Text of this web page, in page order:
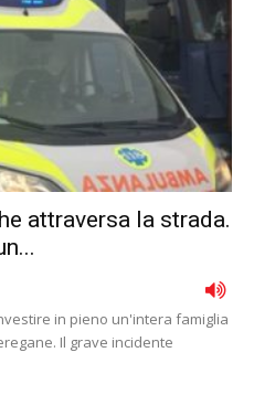
attraversa la strada.
in pieno un'intera famiglia
Il grave incidente